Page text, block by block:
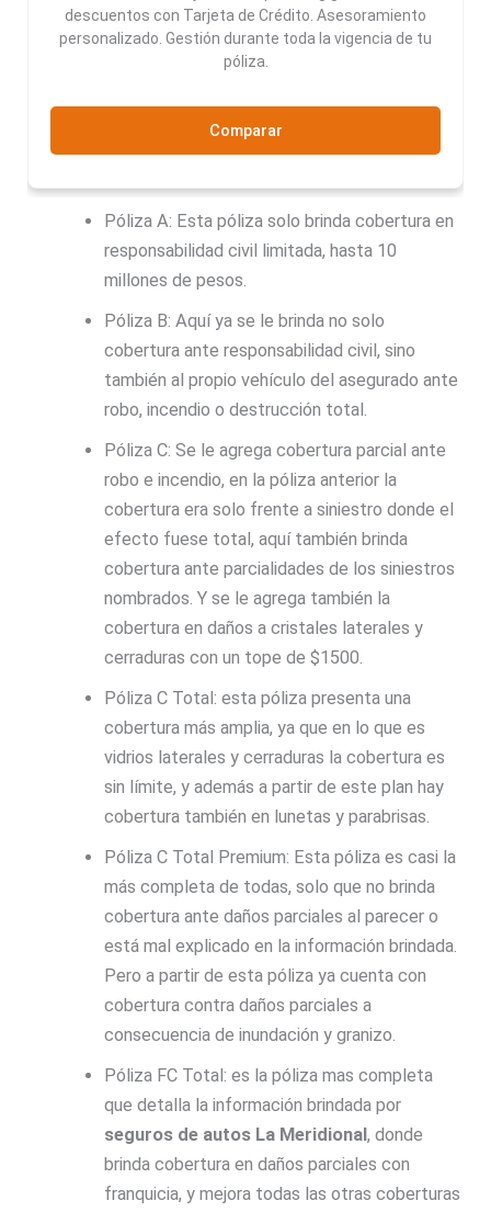
descuentos con Tarjeta de Crédito. Asesoramiento
personalizado. Gestión durante toda la vigencia de tu
póliza.
Comparar
Póliza A: Esta póliza solo brinda cobertura en
responsabilidad civil limitada, hasta 10
millones de pesos.
Póliza B: Aquí ya se le brinda no solo
cobertura ante responsabilidad civil, sino
también al propio vehículo del asegurado ante
robo, incendio o destrucción total.
Póliza C: Se le agrega cobertura parcial ante
robo e incendio, en la póliza anterior la
cobertura era solo frente a siniestro donde el
efecto fuese total, aquí también brinda
cobertura ante parcialidades de los siniestros
nombrados. Y se le agrega también la
cobertura en daños a cristales laterales y
cerraduras con un tope de $1500.
Póliza C Total: esta póliza presenta una
cobertura más amplia, ya que en lo que es
vidrios laterales y cerraduras la cobertura es
sin límite, y además a partir de este plan hay
cobertura también en lunetas y parabrisas.
Póliza C Total Premium: Esta póliza es casi la
más completa de todas, solo que no brinda
cobertura ante daños parciales al parecer o
está mal explicado en la información brindada.
Pero a partir de esta póliza ya cuenta con
cobertura contra daños parciales a
consecuencia de inundación y granizo.
Póliza FC Total: es la póliza mas completa
que detalla la información brindada por
seguros de autos La Meridional, donde
brinda cobertura en daños parciales con
franquicia, y mejora todas las otras coberturas